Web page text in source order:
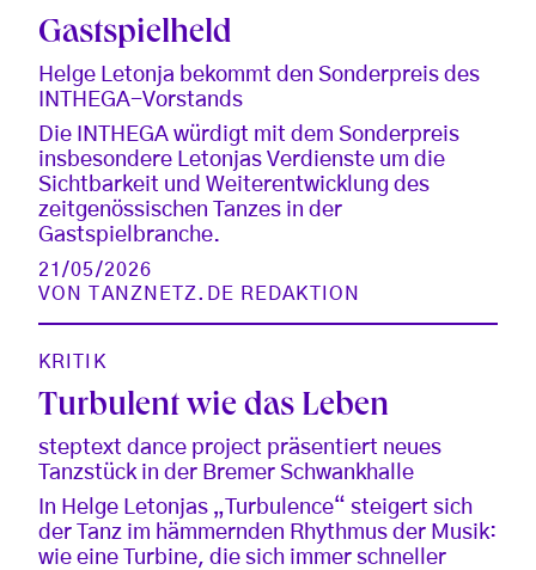
Gastspielheld
Helge Letonja bekommt den Sonderpreis des
INTHEGA-Vorstands
Die INTHEGA würdigt mit dem Sonderpreis
insbesondere Letonjas Verdienste um die
Sichtbarkeit und Weiterentwicklung des
zeitgenössischen Tanzes in der
Gastspielbranche.
21/05/2026
VON
TANZNETZ.DE REDAKTION
KRITIK
Turbulent wie das Leben
steptext dance project präsentiert neues
Tanzstück in der Bremer Schwankhalle
In Helge Letonjas „Turbulence“ steigert sich
der Tanz im hämmernden Rhythmus der Musik:
wie eine Turbine, die sich immer schneller